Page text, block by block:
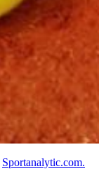
Sportanalytic.com.